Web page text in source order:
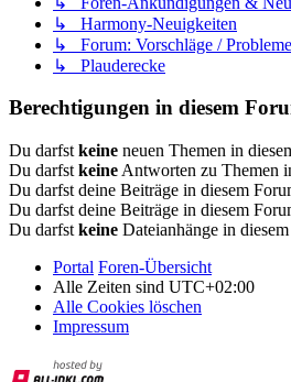
↳ Harmony-Neuigkeiten
↳ Forum: Vorschläge / Probleme
↳ Plauderecke
Berechtigungen in diesem
Du darfst keine neuen Themen in
Du darfst keine Antworten zu Themen
Du darfst deine Beiträge in diesem
Du darfst deine Beiträge in diesem
Du darfst keine Dateianhänge in
Portal Foren-Übersicht
Alle Zeiten sind UTC+02:00
Alle Cookies löschen
Impressum